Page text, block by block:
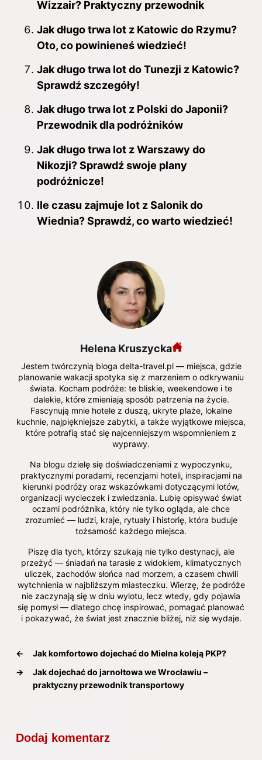
Wizzair? Praktyczny przewodnik
Jak długo trwa lot z Katowic do Rzymu?
Oto, co powinieneś wiedzieć!
Jak długo trwa lot do Tunezji z Katowic?
Sprawdź szczegóły!
Jak długo trwa lot z Polski do Japonii?
Przewodnik dla podróżników
Jak długo trwa lot z Warszawy do
Nikozji? Sprawdź swoje plany
podróżnicze!
Ile czasu zajmuje lot z Salonik do
Wiednia? Sprawdź, co warto wiedzieć!
Helena Kruszycka
Jestem twórczynią bloga delta-travel.pl — miejsca, gdzie
planowanie wakacji spotyka się z marzeniem o odkrywaniu
świata. Kocham podróże: te bliskie, weekendowe i te
dalekie, które zmieniają sposób patrzenia na życie.
Fascynują mnie hotele z duszą, ukryte plaże, lokalne
kuchnie, najpiękniejsze zabytki, a także wyjątkowe miejsca,
które potrafią stać się najcenniejszym wspomnieniem z
wyprawy.
Na blogu dzielę się doświadczeniami z wypoczynku,
praktycznymi poradami, recenzjami hoteli, inspiracjami na
kierunki podróży oraz wskazówkami dotyczącymi lotów,
organizacji wycieczek i zwiedzania. Lubię opisywać świat
oczami podróżnika, który nie tylko ogląda, ale chce
zrozumieć — ludzi, kraje, rytuały i historię, która buduje
tożsamość każdego miejsca.
Piszę dla tych, którzy szukają nie tylko destynacji, ale
przeżyć — śniadań na tarasie z widokiem, klimatycznych
uliczek, zachodów słońca nad morzem, a czasem chwili
wytchnienia w najbliższym miasteczku. Wierzę, że podróże
nie zaczynają się w dniu wylotu, lecz wtedy, gdy pojawia
się pomysł — dlatego chcę inspirować, pomagać planować
i pokazywać, że świat jest znacznie bliżej, niż się wydaje.
←
Jak komfortowo dojechać do Mielna koleją PKP?
→
Jak dojechać do jarnołtowa we Wrocławiu –
praktyczny przewodnik transportowy
Dodaj komentarz